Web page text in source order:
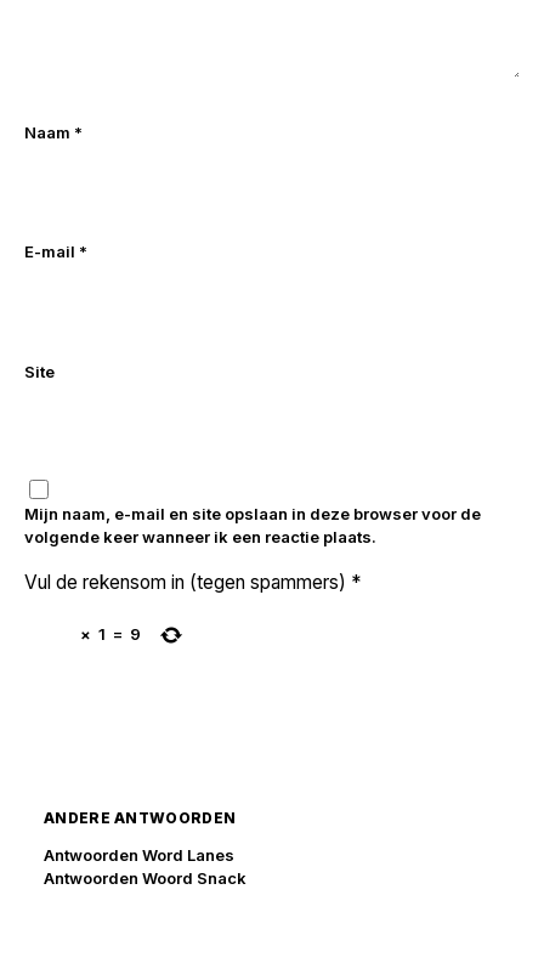
Naam *
E-mail *
Site
Mijn naam, e-mail en site opslaan in deze browser voor de
volgende keer wanneer ik een reactie plaats.
Vul de rekensom in (tegen spammers) *
× 1 = 9
ANDERE ANTWOORDEN
Antwoorden Word Lanes
Antwoorden Woord Snack